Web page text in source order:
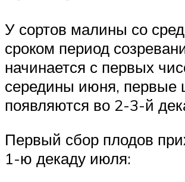
У сортов малины со
сроком период
начинается с первых
середины июня, первые
появляются во 2-3-й
Первый сбор плодов
1-ю декаду июля: